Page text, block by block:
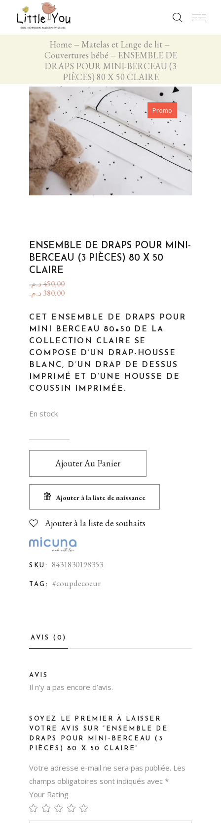
Home
Matelas et Linge de lit
Couvertures bébé
ENSEMBLE DE
DRAPS POUR MINI-BERCEAU (3
PIÈCES) 80 X 50 CLAIRE
Promo
ENSEMBLE DE DRAPS POUR MINI-
BERCEAU (3 PIÈCES) 80 X 50
CLAIRE
450,00د.م.
380,00 د.م.
CET ENSEMBLE DE DRAPS POUR
MINI BERCEAU 80×50 DE LA
COLLECTION CLAIRE SE
COMPOSE D’UN DRAP-HOUSSE
BLANC, D’UN DRAP DE DESSUS
IMPRIMÉ ET D’UNE HOUSSE DE
COUSSIN IMPRIMÉE.
En stock
Ajouter Au Panier
Ajouter à la liste de naissance
Ajouter à la liste de souhaits
SKU: 8431830198353
TAG: #coupdecoeur
AVIS (0)
AVIS
Il n’y a pas encore d’avis.
SOYEZ LE PREMIER À LAISSER
VOTRE AVIS SUR “ENSEMBLE DE
DRAPS POUR MINI-BERCEAU (3
PIÈCES) 80 X 50 CLAIRE”
Votre adresse e-mail ne sera pas publiée. Les
champs obligatoires sont indiqués avec *
Your Rating